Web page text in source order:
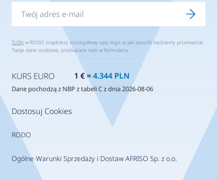
Dostosuj Cookies
RODO
Ogólne Warunki Sprzedaży i Dostaw AFRISO Sp. z o.o.
TUTAJ w RODO znajdziesz szczegółowy opis tego, w jaki sposób będziemy przetwarzać
Twoje dane osobowe, przekazane nam w formularzu.
KURS EURO 1 € =4.344 PLN
Dane pochodzą z NBP z tabeli C z dnia 2026-08-06